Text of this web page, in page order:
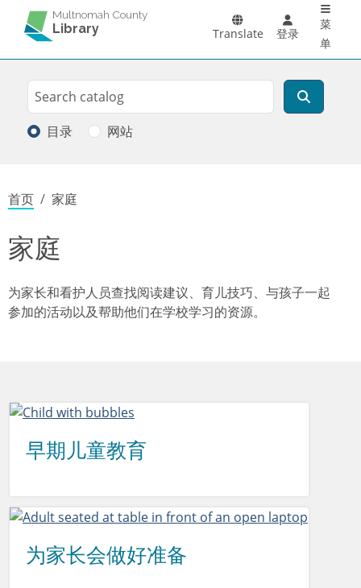
跳转到主要内容Multnomah County
Library Translate 登录
菜
单
Search
搜索
目录 网站
面包屑
首页 家庭
家庭
为家长和看护人员查找阅读建议、育儿技巧、与孩子一起
参加的活动以及帮助他们在学校学习的资源。
早期儿童教育
为家长会做好准备